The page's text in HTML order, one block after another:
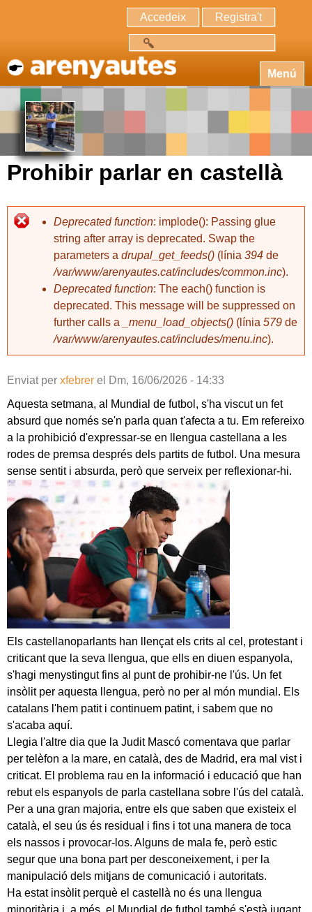
Accedeix Registra't
Menú
Prohibir parlar en castellà
Deprecated function: implode(): Passing glue
string after array is deprecated. Swap the
parameters a drupal_get_feeds() (línia 394 de
/var/www/arenyautes.cat/includes/common.inc).
Deprecated function: The each() function is
deprecated. This message will be suppressed on
further calls a
_menu_load_objects() (línia 579 de
/var/www/arenyautes.cat/includes/menu.inc).
Enviat per xfebrer el
Dm, 16/06/2026 - 14:33
Aquesta setmana, al Mundial de futbol, s'ha viscut un fet
absurd que només se'n parla quan t'afecta a tu. Em refereixo
a la prohibició d'expressar-se en llengua castellana a les
rodes de premsa després dels partits de futbol. Una mesura
sense sentit i absurda, però que serveix per reflexionar-hi.
Els castellanoparlants han llençat els crits al cel, protestant i
criticant que la seva llengua, que ells en diuen espanyola,
s'hagi menystingut fins al punt de prohibir-ne l'ús. Un fet
insòlit per aquesta llengua, però no per al món mundial. Els
catalans l'hem patit i continuem patint, i sabem que no
s'acaba aquí.
Llegia l'altre dia que la Judit Mascó comentava que parlar
per telèfon a la mare, en català, des de Madrid, era mal vist i
criticat. El problema rau en la informació i educació que han
rebut els espanyols de parla castellana sobre l'ús del català.
Per a una gran majoria, entre els que saben que existeix el
català, el seu ús és residual i fins i tot una manera de toca
els nassos i provocar-los. Alguns de mala fe, però estic
segur que una bona part per desconeixement, i per la
manipulació dels mitjans de comunicació i autoritats.
Ha estat insòlit perquè el castellà no és una llengua
minoritària i, a més, el Mundial de futbol també s'està jugant